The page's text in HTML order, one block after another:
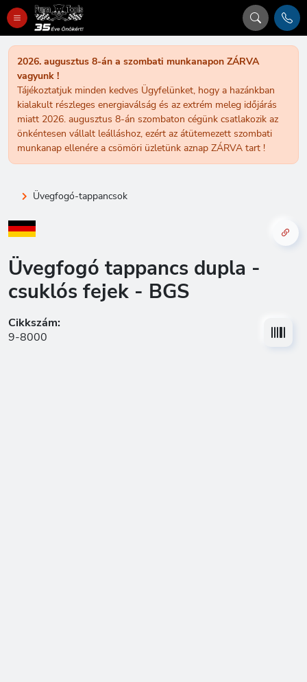
2026. augusztus 8-án a szombati munkanapon ZÁRVA
vagyunk !
Tájékoztatjuk minden kedves Ügyfelünket, hogy a hazánkban
kialakult részleges energiaválság és az extrém meleg időjárás
miatt 2026. augusztus 8-án szombaton cégünk csatlakozik az
önkéntesen vállalt leálláshoz, ezért az átütemezett szombati
munkanap ellenére a csömöri üzletünk aznap ZÁRVA tart !
Üvegfogó-tappancsok
Üvegfogó tappancs dupla -
csuklós fejek - BGS
Cikkszám:
9-8000